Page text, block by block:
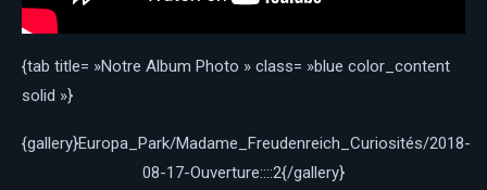
{tab title= »Notre Album Photo » class= »blue color_content
solid »}
{gallery}Europa_Park/Madame_Freudenreich_Curiosités/2018-
08-17-Ouverture::::2{/gallery}